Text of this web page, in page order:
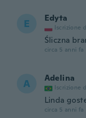
E Edyta
Iscrizione
Śliczna
circa 5 anni fa
A Adelina
Iscrizione
Linda
circa 5 anni fa